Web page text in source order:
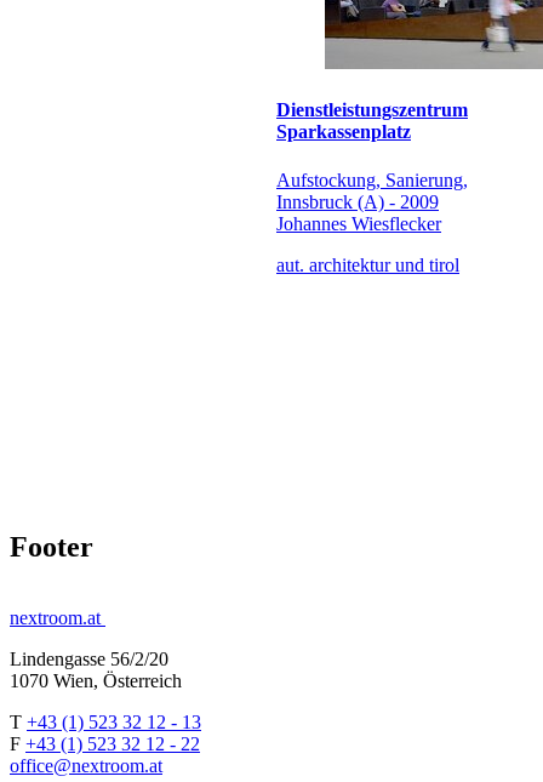
Dienstleistungszentrum
Sparkassenplatz
Aufstockung, Sanierung,
Innsbruck (A) - 2009
Johannes Wiesflecker
aut. architektur und tirol
Footer
nextroom.at
Lindengasse 56/2/20
1070 Wien, Österreich
T +43 (1) 523 32 12 - 13
F +43 (1) 523 32 12 - 22
office@nextroom.at